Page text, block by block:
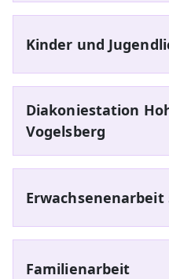
Kinder und
Diakoniestation
Vogelsberg
Erwachsenenarbeit
Familienarbeit